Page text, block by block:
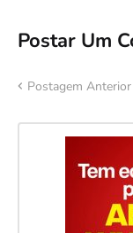
Postar Um
Postagem Anterior